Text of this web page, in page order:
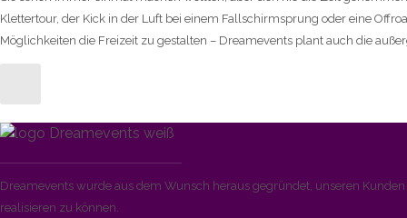
Klettertour, der Kick in der Luft bei einem Fallschirmsprung oder eine
Möglichkeiten die Freizeit zu gestalten – Dreamevents plant auch die
Dreamevents wurde aus dem Wunsch heraus gegründet, unseren
realisieren zu können.